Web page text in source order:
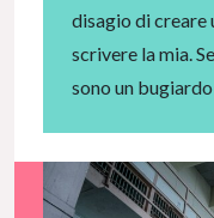
disagio di creare
scrivere la mia.
sono un